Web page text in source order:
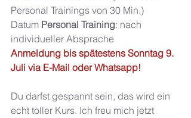
Personal Trainings von 30 Min.)
Datum Personal Training: nach
individueller Absprache
Anmeldung bis spätestens Sonntag 9.
Juli via E-Mail oder Whatsapp!
Du darfst gespannt sein, das wird ein
echt toller Kurs. Ich freu mich jetzt